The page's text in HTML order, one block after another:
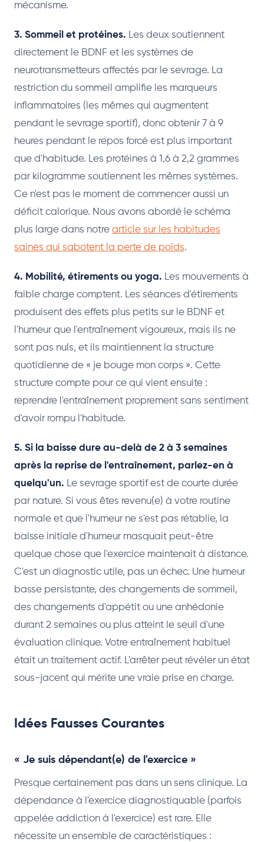
mécanisme.
3. Sommeil et protéines. Les deux soutiennent
directement le BDNF et les systèmes de
neurotransmetteurs affectés par le sevrage. La
restriction du sommeil amplifie les marqueurs
inflammatoires (les mêmes qui augmentent
pendant le sevrage sportif), donc obtenir 7 à 9
heures pendant le repos forcé est plus important
que d'habitude. Les protéines à 1,6 à 2,2 grammes
par kilogramme soutiennent les mêmes systèmes.
Ce n'est pas le moment de commencer aussi un
déficit calorique. Nous avons abordé le schéma
plus large dans notre article sur les habitudes
saines qui sabotent la perte de poids.
4. Mobilité, étirements ou yoga. Les mouvements à
faible charge comptent. Les séances d'étirements
produisent des effets plus petits sur le BDNF et
l'humeur que l'entraînement vigoureux, mais ils ne
sont pas nuls, et ils maintiennent la structure
quotidienne de « je bouge mon corps ». Cette
structure compte pour ce qui vient ensuite :
reprendre l'entraînement proprement sans sentiment
d'avoir rompu l'habitude.
5. Si la baisse dure au-delà de 2 à 3 semaines
après la reprise de l'entraînement, parlez-en à
quelqu'un. Le sevrage sportif est de courte durée
par nature. Si vous êtes revenu(e) à votre routine
normale et que l'humeur ne s'est pas rétablie, la
baisse initiale d'humeur masquait peut-être
quelque chose que l'exercice maintenait à distance.
C'est un diagnostic utile, pas un échec. Une humeur
basse persistante, des changements de sommeil,
des changements d'appétit ou une anhédonie
durant 2 semaines ou plus atteint le seuil d'une
évaluation clinique. Votre entraînement habituel
était un traitement actif. L'arrêter peut révéler un état
sous-jacent qui mérite une vraie prise en charge.
Idées Fausses Courantes
« Je suis dépendant(e) de l'exercice »
Presque certainement pas dans un sens clinique. La
dépendance à l'exercice diagnostiquable (parfois
appelée addiction à l'exercice) est rare. Elle
nécessite un ensemble de caractéristiques :